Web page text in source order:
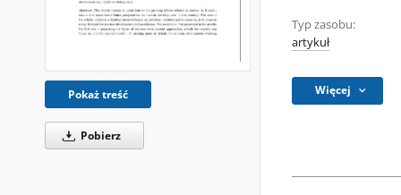
Pokaż treść
Pobierz
Typ zasobu:
artykuł
Więcej